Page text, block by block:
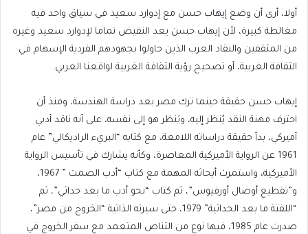
أولا، أرى أن وضع إيهاب حسن مع إدوارد سعيد في سياق واحد فيه
مغالطة كبيرة، لأن إيهاب حسن يعد النقيض تماما لإدوارد سعيد وغيره
من المثقفين والنقاد العرب الذين حاولوا بجهودهم الفردية الإسهام في
الثقافة الغربية، أو تصحيح رؤية الثقافة الغربية لواقعنا العربي.
إيهاب حسن حقيقة حينما ترك مصر بعد دراسة الهندسة، ومنذ أن
احترف مهنة النقد يُنظر إليه، ويَنظر هو إلى نفسه، على أنه ناقد أدبي
أميركي، بدأ حقيقة دراساته اللامعة، مع كتابه “البريء الراديكالي” عام
1961 عن الرواية الأميركية المعاصرة، وكأنه يشارك في تأسيس الرواية
الأميركية، واستمرت أبحاثه المهمة مع كتاب “أدب الصمت ” 1967،
و”تقطيع أوصال أورفيوس”، ثم كتاب “نحو أدب ما بعد حداثي”، ثم
“اللفتة ما بعد الحداثية” 1979، حتى سيرته الذاتية “الخروج من مصر”،
صدرت عام 1985، فيها نوع من التناص المتعمد مع سفر الخروج في